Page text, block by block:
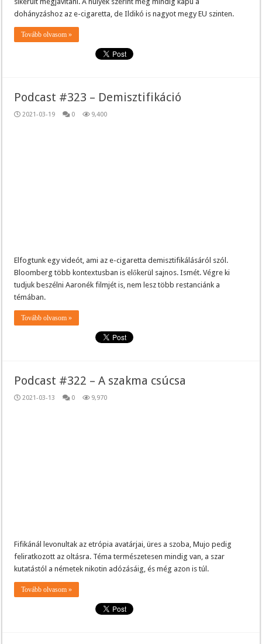
dohányzáshoz az e-cigaretta, de Ildikó is nagyot megy EU szinten.
Tovább olvasom »
Podcast #323 – Demisztifikáció
2021-03-19 0 9,400
Elfogtunk egy videót, ami az e-cigaretta demisztifikálásáról szól.
Bloomberg több kontextusban is előkerül sajnos. Ismét. Végre ki
tudjuk beszélni Aaronék filmjét is, nem lesz több restanciánk a
témában.
Tovább olvasom »
Podcast #322 – A szakma csúcsa
2021-03-13 0 9,970
Fifikánál levonultak az etrópia avatárjai, üres a szoba, Mujo pedig
feliratkozott az oltásra. Téma természetesen mindig van, a szar
kutatástól a németek nikotin adózásáig, és még azon is túl.
Tovább olvasom »